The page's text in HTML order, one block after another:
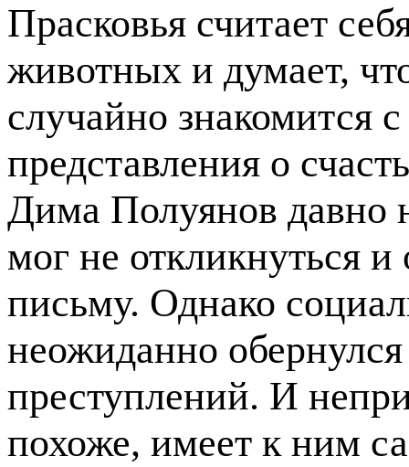
Прасковья считает
животных и думает,
случайно знакомится
представления о
Дима Полуянов давно
мог не откликнуться
письму. Однако
неожиданно
преступлений. И
похоже, имеет к ним